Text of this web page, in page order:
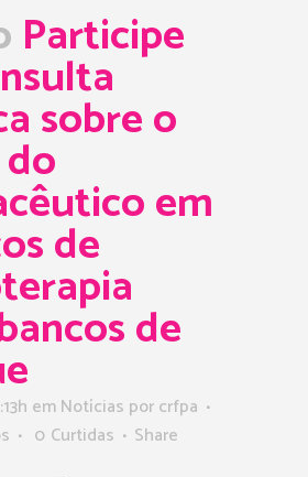
Participe
sobre o
em
de
de
emNotícias porcrfpa
0 Curtidas Share